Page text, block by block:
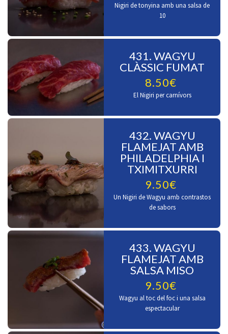
Nigiri de tonyina amb una salsa de
10
431. WAGYU
CLÀSSIC FUMAT
8.50€
El Nigiri per carnívors
432. WAGYU
FLAMEJAT AMB
PHILADELPHIA I
TXIMITXURRI
9.50€
Un Nigiri de Wagyu amb contrastos
de sabors
433. WAGYU
FLAMEJAT AMB
SALSA MISO
9.50€
Wagyu al toc del foc i una salsa
espectacular